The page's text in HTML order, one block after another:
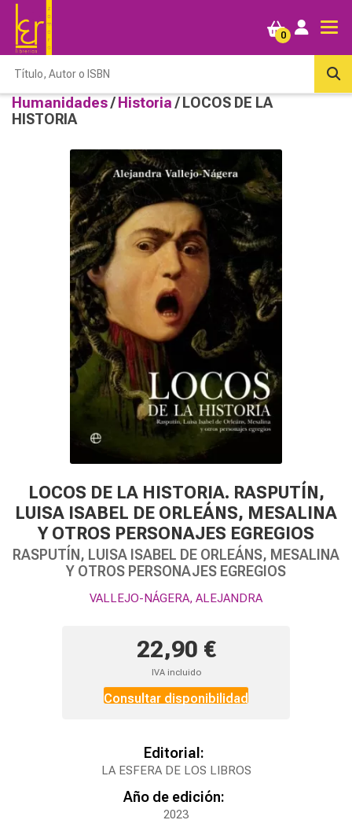
0
Humanidades/ Historia / LOCOS DE LA
HISTORIA
LOCOS DE LA HISTORIA. RASPUTÍN,
LUISA ISABEL DE ORLEÁNS, MESALINA
Y OTROS PERSONAJES EGREGIOS
RASPUTÍN, LUISA ISABEL DE ORLEÁNS, MESALINA
Y OTROS PERSONAJES EGREGIOS
VALLEJO-NÁGERA, ALEJANDRA
22,90 €
IVA incluido
Consultar disponibilidad
Editorial:
LA ESFERA DE LOS LIBROS
Año de edición:
2023